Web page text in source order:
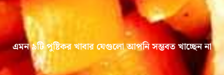
এমন ৯টি পুষ্টিকর খাবার যেগুলো আপনি সম্ভবত খাচ্ছেন না